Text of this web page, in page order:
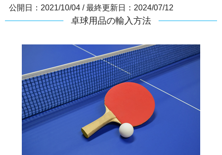
公開日：2021/10/04 /最終更新日：2024/07/12
卓球用品の輸入方法